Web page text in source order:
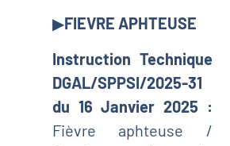
▶FIEVRE APHTEUSE
Instruction Technique
DGAL/SPPSI/2025-31
du 16 Janvier 2025 :
Fièvre aphteuse /